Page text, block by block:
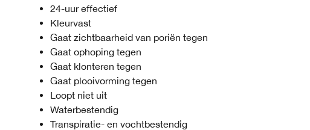
24-uur effectief
Kleurvast
Gaat zichtbaarheid van poriën tegen
Gaat ophoping tegen
Gaat klonteren tegen
Gaat plooivorming tegen
Loopt niet uit
Waterbestendig
Transpiratie- en vochtbestendig